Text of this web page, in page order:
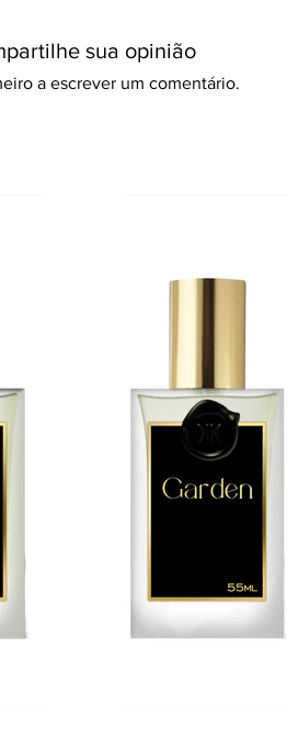
sua opinião
a escrever um comentário.